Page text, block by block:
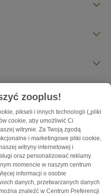
zooplus!
pikseli i innych technologii („pliki
cookie, aby umożliwić Ci
witrynie. Za Twoją zgodą
i marketingowe pliki cookie,
witryny internetowej i
oraz personalizować reklamy.
momencie w naszym centrum
informacji o osobie
danych, przetwarzanych danych
znaleźć w Centrum Preferencji